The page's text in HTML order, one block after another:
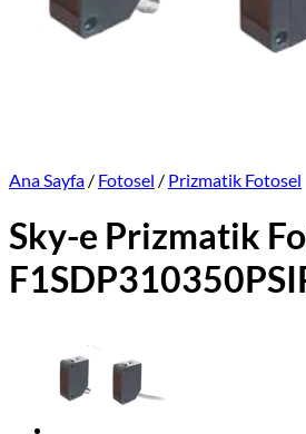
Ana Sayfa / Fotosel / Prizmatik Fotosel
Sky-e Prizmatik